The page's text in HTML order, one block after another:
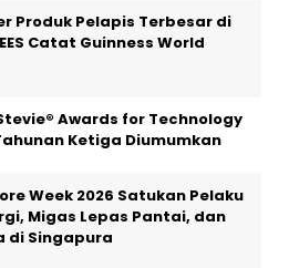
Produk Pelapis Terbesar di
Catat Guinness World
Awards for Technology
Ketiga Diumumkan
Week 2026 Satukan Pelaku
Migas Lepas Pantai, dan
di Singapura